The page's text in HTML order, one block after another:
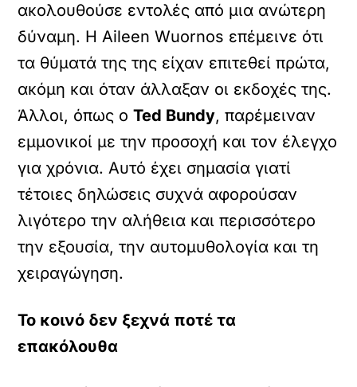
ακολουθούσε εντολές από μια ανώτερη
δύναμη. Η Aileen Wuornos επέμεινε ότι
τα θύματά της της είχαν επιτεθεί πρώτα,
ακόμη και όταν άλλαξαν οι εκδοχές της.
Άλλοι, όπως οTed Bundy, παρέμειναν
εμμονικοί με την προσοχή και τον έλεγχο
για χρόνια. Αυτό έχει σημασία γιατί
τέτοιες δηλώσεις συχνά αφορούσαν
λιγότερο την αλήθεια και περισσότερο
την εξουσία, την αυτομυθολογία και τη
χειραγώγηση.
Το κοινό δεν ξεχνά ποτέ τα
επακόλουθα